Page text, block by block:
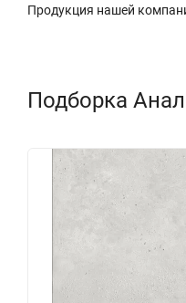
Продукция нашей
Подборка